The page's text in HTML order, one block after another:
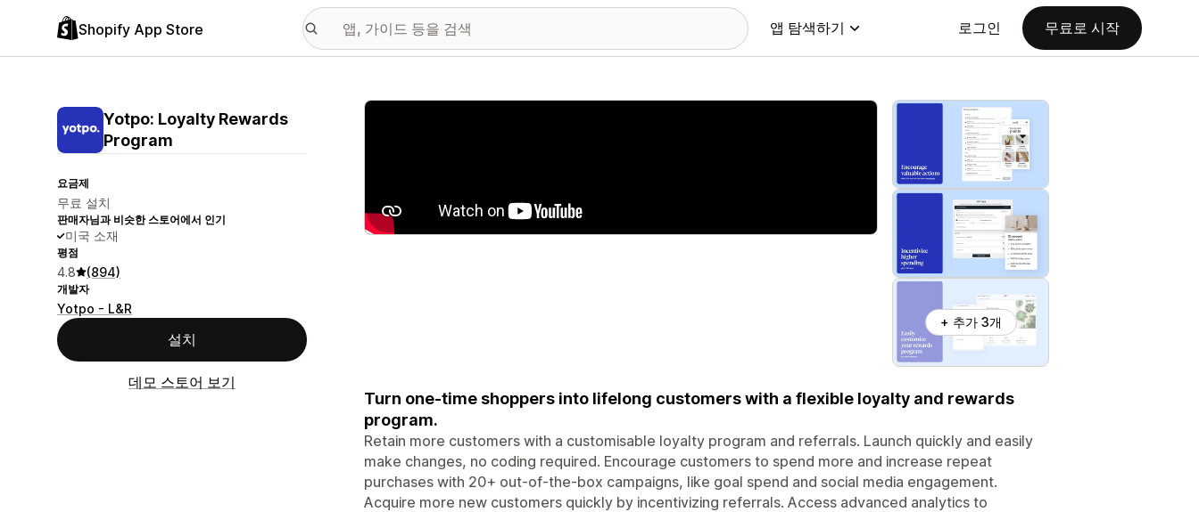
Shopify App Store 앱 탐색하기 로그인 무료로 시작
Yotpo: Loyalty Rewards
Program
요금제
무료 설치
판매자님과 비슷한 스토어에서 인기
미국 소재
평점
4.8 (894)
개발자
Yotpo - L&R
설치
데모 스토어 보기
추천 이미지 갤러리
+ 추가 3개
Turn one-time shoppers into lifelong customers with a flexible loyalty and rewards
program.
Retain more customers with a customisable loyalty program and referrals. Launch quickly and easily
make changes, no coding required. Encourage customers to spend more and increase repeat
purchases with 20+ out-of-the-box campaigns, like goal spend and social media engagement.
Acquire more new customers quickly by incentivizing referrals. Access advanced analytics to